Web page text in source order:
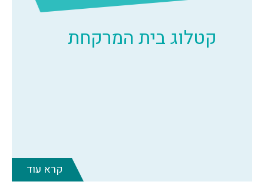
קטלוג בית המרקחת
קרא עוד